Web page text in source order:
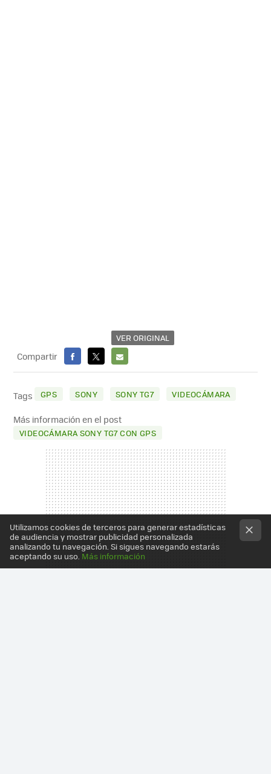
VER ORIGINAL
Compartir
FACEBOOK
X
E-
MAIL
Tags GPS SONY SONY TG7 VIDEOCÁMARA
Más información en el post
VIDEOCÁMARA SONY TG7 CON GPS
Utilizamos cookies de terceros para generar estadísticas
de audiencia y mostrar publicidad personalizada
analizando tu navegación. Si sigues navegando estarás
aceptando su uso. Más información